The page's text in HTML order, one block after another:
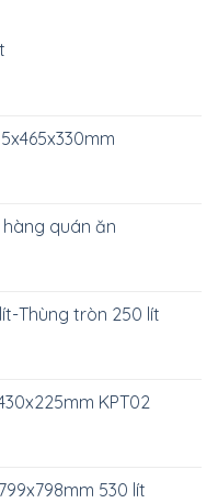
quán ăn
Thùng tròn 250 lít
KPT02
530 lít